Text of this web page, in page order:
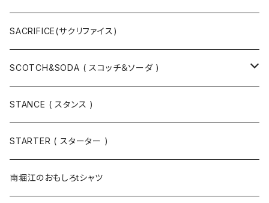
ベルト / サスペンダー
ニット
スウェット
Tシャツ / カットソー
半袖
長袖
手袋
ソックス
SACRIFICE(サクリファイス)
SCOTCH&SODA ( スコッチ＆ソーダ )
トップス
ボトムス
アウター
STANCE ( スタンス )
STARTER ( スターター )
南堀江のおもしろtシャツ